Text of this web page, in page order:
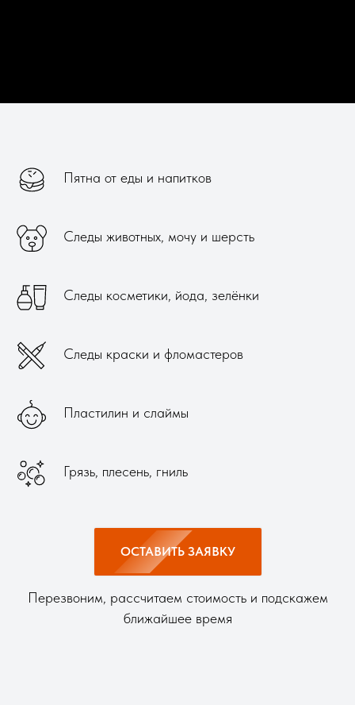
Пятна от еды и напитков
Следы животных, мочу и шерсть
Следы косметики, йода, зелёнки
Следы краски и фломастеров
Пластилин и слаймы
Грязь, плесень, гниль
ОСТАВИТЬ ЗАЯВКУ
Перезвоним, рассчитаем стоимость и подскажем
ближайшее время